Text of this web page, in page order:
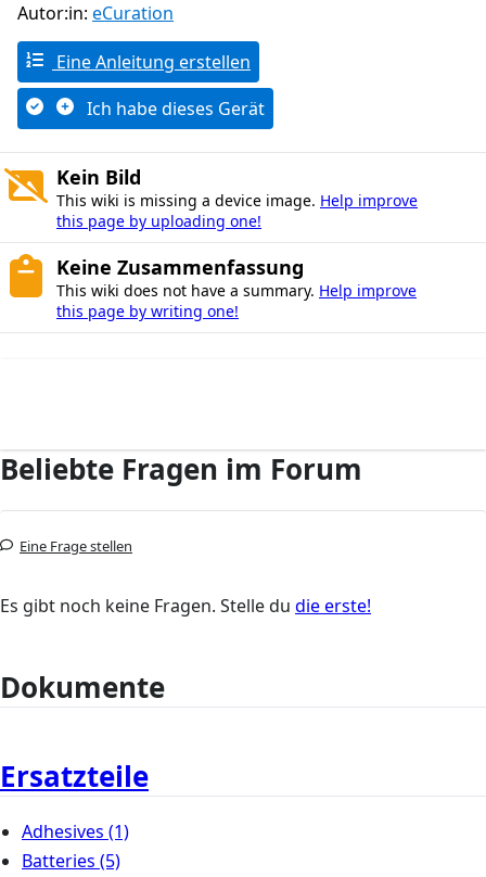
Autor:in: eCuration
Eine Anleitung erstellen
Ich habe dieses Gerät
Kein Bild
This wiki is missing a device image. Help improve
this page by uploading one!
Keine Zusammenfassung
This wiki does not have a summary. Help improve
this page by writing one!
Beliebte Fragen im Forum
Eine Frage stellen
Es gibt noch keine Fragen. Stelle du die erste!
Dokumente
Ersatzteile
Adhesives (1)
Batteries (5)